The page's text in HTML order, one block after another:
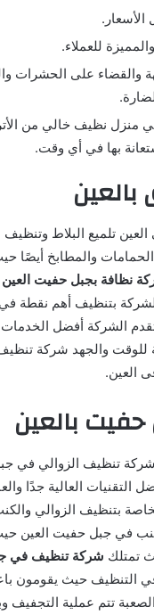
الأسعار.
للعملاء.
على الحشرات
نظيف خالي من
بها في أي وقت.
تلميع البلاط وتنظيف
والمطابخ أيصًا
نظافة بجبل حفيت العين
بتنظيف أهم نقطة
الشركة أفضل
للوقت والجهد شركة
العين.
بالعين
تنظيف الزوالي في
العالية جدًا
بتنظيف الزوالي
في جبل حفيت العين
تمتلك شركة تنظيف في
في التنظيف حيث يقومون
تتم عملية التجفيف